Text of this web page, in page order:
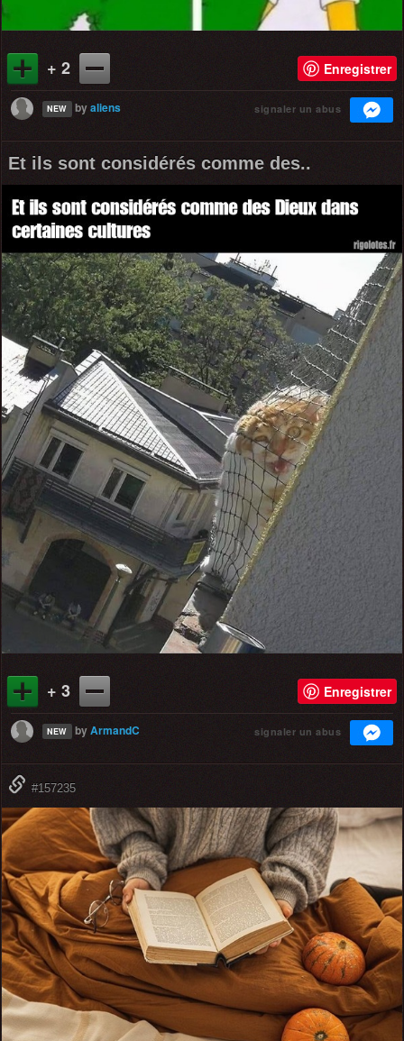
+ 2 Enregistrer
NEW byaliens signaler un abus
Et ils sont considérés comme des..
+ 3 Enregistrer
NEW byArmandC signaler un abus
#157235